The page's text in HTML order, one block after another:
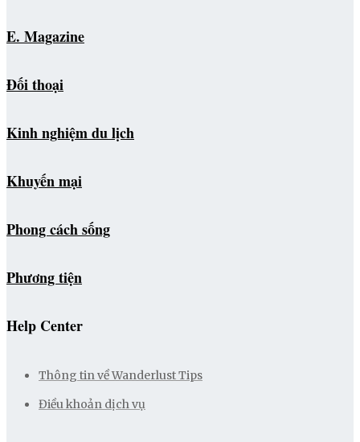
E. Magazine
Đối thoại
Kinh nghiệm du lịch
Khuyến mại
Phong cách sống
Phương tiện
Help Center
Thông tin về Wanderlust Tips
Điều khoản dịch vụ